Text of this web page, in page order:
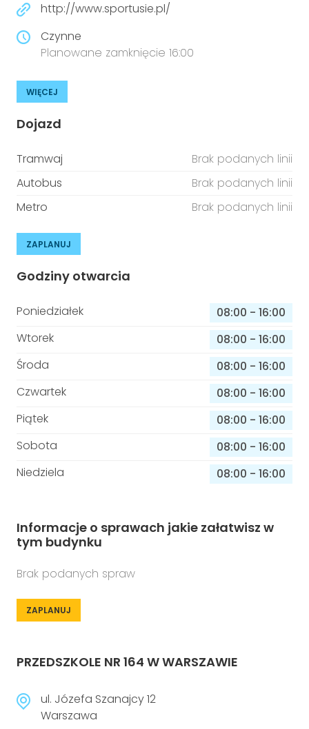
http://www.sportusie.pl/
Czynne
Planowane zamknięcie 16:00
WIĘCEJ
Dojazd
Tramwaj
Brak podanych linii
Autobus
Brak podanych linii
Metro
Brak podanych linii
ZAPLANUJ
Godziny otwarcia
Poniedziałek 08:00 - 16:00
Wtorek
08:00 - 16:00
Środa
08:00 - 16:00
Czwartek
08:00 - 16:00
Piątek
08:00 - 16:00
Sobota
08:00 - 16:00
Niedziela
08:00 - 16:00
Informacje o sprawach jakie załatwisz w
tym budynku
Brak podanych spraw
ZAPLANUJ
PRZEDSZKOLE NR 164 W WARSZAWIE
ul. Józefa Szanajcy 12
Warszawa